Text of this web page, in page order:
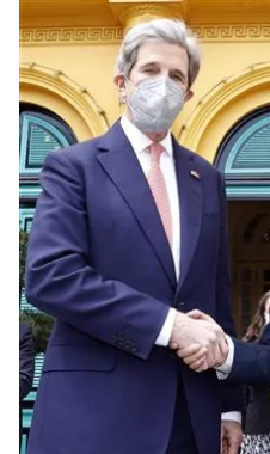
Phim VTV
Hậu trường
Nhân vật
Khán giả
Giải sao mai
Giải trí
Điện ảnh
Âm nhạc
Sao
Đời sống
Du lịch
Làm đẹp
Chất lượng cuộc sống
Giáo dục
Tuyển sinh
Học trực tuyến
Công nghệ
Hitech Công nghệ tương lai
Sản phẩm
Thị trường
Giao lưu trực tuyến
Lịch phát sóng